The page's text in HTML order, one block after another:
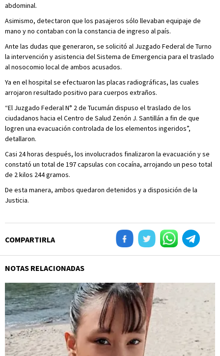
abdominal.
Asimismo, detectaron que los pasajeros sólo llevaban equipaje de
mano y no contaban con la constancia de ingreso al país.
Ante las dudas que generaron, se solicitó al Juzgado Federal de Turno
la intervención y asistencia del Sistema de Emergencia para el traslado
al nosocomio local de ambos acusados.
Ya en el hospital se efectuaron las placas radiográficas, las cuales
arrojaron resultado positivo para cuerpos extraños.
“El Juzgado Federal N° 2 de Tucumán dispuso el traslado de los
ciudadanos hacia el Centro de Salud Zenón J. Santillán a fin de que
logren una evacuación controlada de los elementos ingeridos”,
detallaron.
Casi 24 horas después, los involucrados finalizaron la evacuación y se
constató un total de 197 capsulas con cocaína, arrojando un peso total
de 2 kilos 244 gramos.
De esta manera, ambos quedaron detenidos y a disposición de la
Justicia.
COMPARTIRLA
NOTAS RELACIONADAS